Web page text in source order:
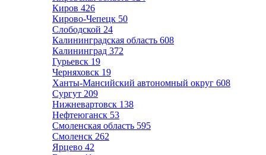
Киров 426
Кирово-Чепецк 50
Слободской 24
Калининградская область 608
Калининград 372
Гурьевск 19
Черняховск 19
Ханты-Мансийский автономный округ 608
Сургут 209
Нижневартовск 138
Нефтеюганск 53
Смоленская область 595
Смоленск 262
Ярцево 42